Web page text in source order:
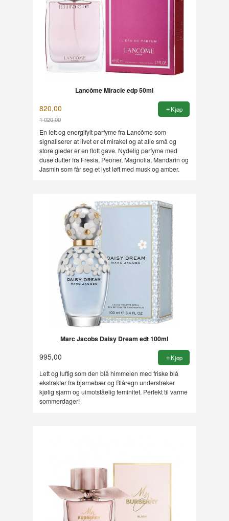
Lancôme Miracle edp 50ml
820,00
1 020,00
Rabatt
Kjøp
En lett og energifylt parfyme fra Lancôme som
signaliserer at livet er et mirakel og at alle små og
store gleder er en flott gave. Nydelig parfyme med
duse dufter fra Fresia, Peoner, Magnolia, Mandarin og
Jasmin som får seg et lyst løft med musk og amber.
Marc Jacobs Daisy Dream edt 100ml
995,00 Kjøp
Lett og luftig som den blå himmelen med friske blå
ekstrakter fra bjørnebær og Blåregn understreker
kjølig sjarm og uimotståelig feminitet. Perfekt til varme
sommerdager!